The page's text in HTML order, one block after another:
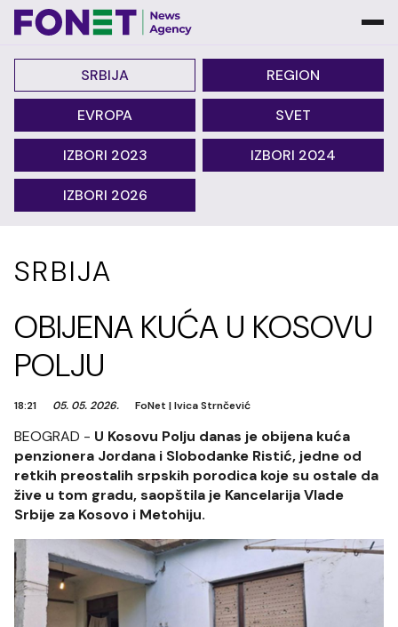
SRBIJA REGION
EVROPA SVET
IZBORI 2023 IZBORI 2024
IZBORI 2026
SRBIJA
OBIJENA KUĆA U KOSOVU
POLJU
18:21 05. 05. 2026. FoNet |Ivica Strnčević
BEOGRAD - U Kosovu Polju danas je obijena kuća
penzionera Jordana i Slobodanke Ristić, jedne od
retkih preostalih srpskih porodica koje su ostale da
žive u tom gradu, saopštila je Kancelarija Vlade
Srbije za Kosovo i Metohiju.